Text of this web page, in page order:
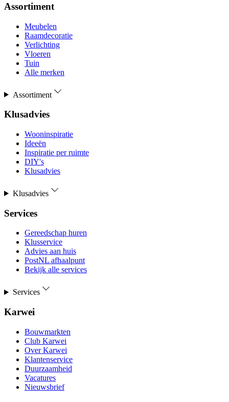
Assortiment
Meubelen
Raamdecoratie
Verlichting
Vloeren
Tuin
Alle merken
Assortiment
Klusadvies
Wooninspiratie
Ideeën
Inspiratie per ruimte
DIY's
Klusadvies
Klusadvies
Services
Gereedschap huren
Klusservice
Advies aan huis
PostNL afhaalpunt
Bekijk alle services
Services
Karwei
Bouwmarkten
Club Karwei
Over Karwei
Klantenservice
Duurzaamheid
Vacatures
Nieuwsbrief